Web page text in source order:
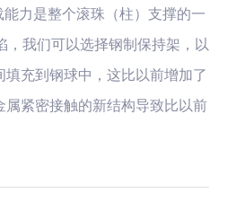
力是整个滚珠（柱）支撑的一
，我们可以选择钢制保持架，以
充到钢球中，这比以前增加了
属紧密接触的新结构导致比以前